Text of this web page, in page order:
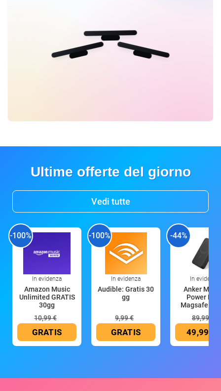
Ultime offerte del giorno
Vedi tutte
-100%
In evidenza
Amazon Music
Unlimited GRATIS
30gg
10,99 €
GRATIS
-100%
In evidenza
Audible: Gratis 30
gg
9,99 €
GRATIS
-44%
In evidenza
Anker
Power
Magsafe
89,99 €
49,99 €